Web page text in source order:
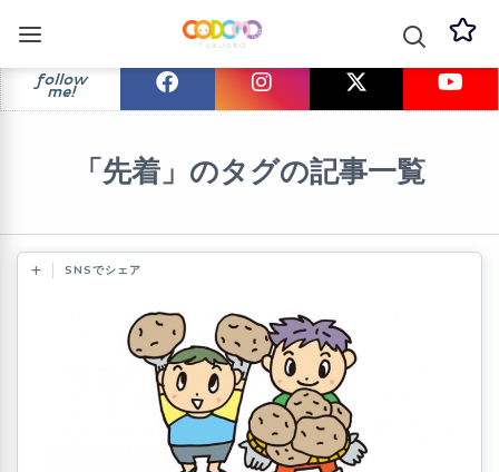
follow
me!
「先着」のタグの記事一覧
SNSでシェア